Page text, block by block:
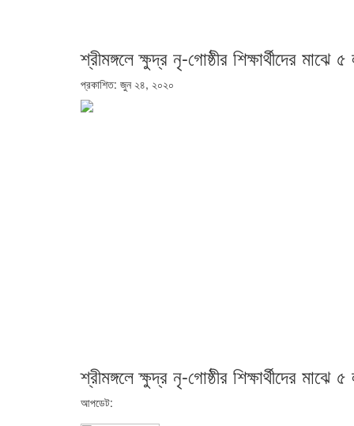
শ্রীমঙ্গলে ক্ষুদ্র নৃ-গোষ্ঠীর শিক্ষার্থীদের মাঝে
প্রকাশিত: জুন ২৪, ২০২০
শ্রীমঙ্গলে ক্ষুদ্র নৃ-গোষ্ঠীর শিক্ষার্থীদের মাঝে
আপডেট: